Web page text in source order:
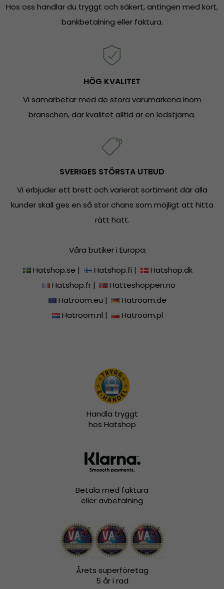
Hos oss handlar du tryggt och säkert, antingen med kort,
bankbetalning eller faktura.
HÖG KVALITET
Vi samarbetar med de stora varumärkena inom
branschen, där kvalitet alltid är en ledstjärna.
SVERIGES STÖRSTA UTBUD
Vi erbjuder ett brett och varierat sortiment där alla
kunder skall ges en så stor chans som möjligt att hitta
rätt hatt.
Våra butiker i Europa:
Hatshop.se | Hatshop.fi |
Hatshop.dk
Hatshop.fr|
Hatteshoppen.no
Hatroom.eu |
Hatroom.de
Hatroom.nl | Hatroom.pl
Handla tryggt
hos Hatshop
Betala med faktura
eller avbetalning
Årets superföretag
5 år i rad